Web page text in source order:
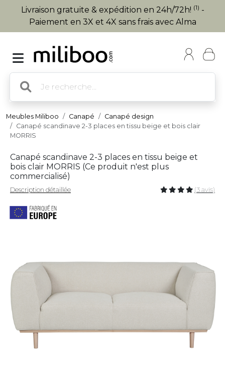
Livraison gratuite & expédition en 24h/72h! (1) -
Paiement en 3X et 4X sans frais avec Alma
Meubles Miliboo Canapé
Canapé design
Canapé scandinave 2-3 places en tissu beige et bois clair
MORRIS
Canapé scandinave 2-3 places en tissu beige et
bois clair MORRIS (Ce produit n'est plus
commercialisé)
Description détaillée (3 avis)